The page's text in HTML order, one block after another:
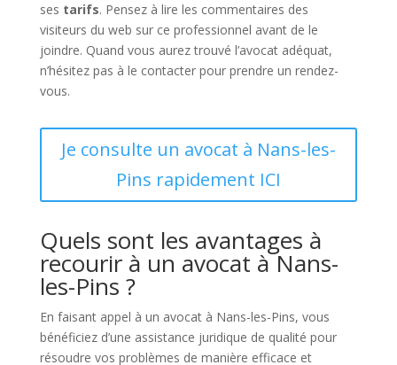
ses tarifs. Pensez à lire les commentaires des
visiteurs du web sur ce professionnel avant de le
joindre. Quand vous aurez trouvé l’avocat adéquat,
n’hésitez pas à le contacter pour prendre un rendez-
vous.
Je consulte un avocat à Nans-les-
Pins rapidement ICI
Quels sont les avantages à
recourir à un avocat à Nans-
les-Pins ?
En faisant appel à un avocat à Nans-les-Pins, vous
bénéficiez d’une assistance juridique de qualité pour
résoudre vos problèmes de manière efficace et